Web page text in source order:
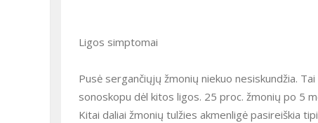
Ligos simptomai
Pusė sergančiųjų žmonių niekuo nesiskundžia.
sonoskopu dėl kitos ligos. 25 proc. žmonių po 5
Kitai daliai žmonių tulžies akmenligė pasireiškia